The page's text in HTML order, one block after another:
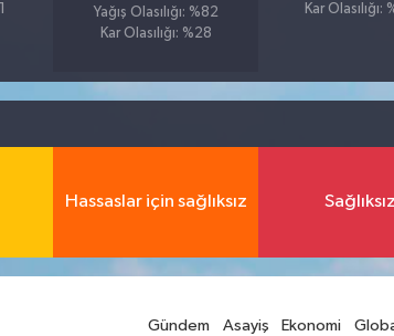
Yağış Olasılığı: %82
Kar Olasılığı: %28
Kar Olasılığı:
Hassaslar için sağlıksız Sağlıksız
Gündem Asayiş Ekonomi